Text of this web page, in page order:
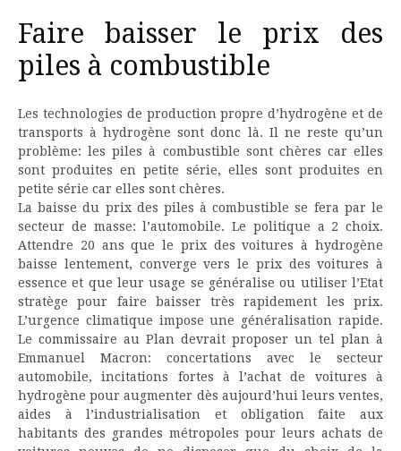
Faire baisser le prix des
piles à combustible
Les technologies de production propre d’hydrogène et de
transports à hydrogène sont donc là. Il ne reste qu’un
problème: les piles à combustible sont chères car elles
sont produites en petite série, elles sont produites en
petite série car elles sont chères.
La baisse du prix des piles à combustible se fera par le
secteur de masse: l’automobile. Le politique a 2 choix.
Attendre 20 ans que le prix des voitures à hydrogène
baisse lentement, converge vers le prix des voitures à
essence et que leur usage se généralise ou utiliser l’Etat
stratège pour faire baisser très rapidement les prix.
L’urgence climatique impose une généralisation rapide.
Le commissaire au Plan devrait proposer un tel plan à
Emmanuel Macron: concertations avec le secteur
automobile, incitations fortes à l’achat de voitures à
hydrogène pour augmenter dès aujourd’hui leurs ventes,
aides à l’industrialisation et obligation faite aux
habitants des grandes métropoles pour leurs achats de